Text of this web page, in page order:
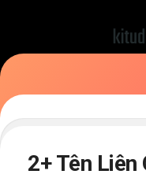
2+ Tên Liên